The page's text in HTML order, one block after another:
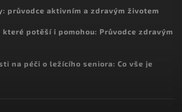
průvodce aktivním a zdravým životem
potěší i pomohou: Průvodce zdravým
na péči o ležícího seniora: Co vše je